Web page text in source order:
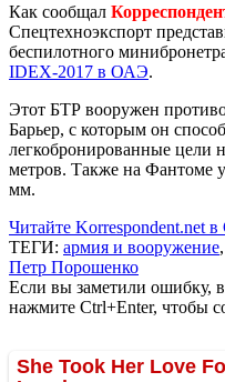
Как сообщал
Спецтехноэкспорт
беспилотного
IDEX-2017 в ОАЭ.
Этот БТР вооружен
Барьер, с которым он
легкобронированные цели
метров. Также на Фантоме
мм.
Читайте Korrespondent.net
ТЕГИ: армия и вооружение,
Петр Порошенко
Если вы заметили ошибку,
нажмите Ctrl+Enter, чтобы